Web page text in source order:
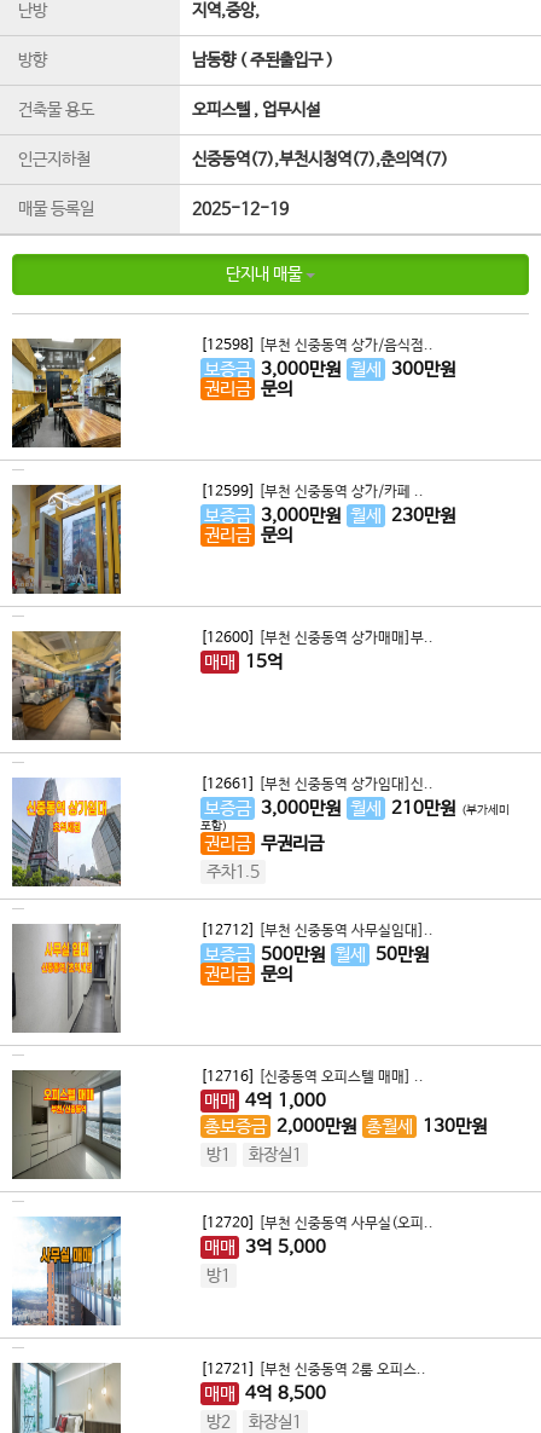
난방 지역,중앙,
방향 남동향 ( 주된출입구 )
건축물 용도 오피스텔 , 업무시설
인근지하철 신중동역(7),부천시청역(7),춘의역(7)
매물 등록일 2025-12-19
단지내 매물
[12598] [부천 신중동역 상가/음식점..
보증금 3,000만원 월세 300만원
권리금 문의
[12599] [부천 신중동역 상가/카페 ..
보증금 3,000만원 월세 230만원
권리금 문의
[12600] [부천 신중동역 상가매매]부..
매매 15억
[12661] [부천 신중동역 상가임대]신..
보증금 3,000만원 월세 210만원 (부가세미
포함)
권리금 무권리금
주차1.5
[12712] [부천 신중동역 사무실임대]..
보증금 500만원 월세 50만원
권리금 문의
[12716] [신중동역 오피스텔 매매] ..
매매 4억 1,000
총보증금 2,000만원 총월세 130만원
방1 화장실1
[12720] [부천 신중동역 사무실(오피..
매매 3억 5,000
방1
[12721] [부천 신중동역 2룸 오피스..
매매 4억 8,500
방2 화장실1